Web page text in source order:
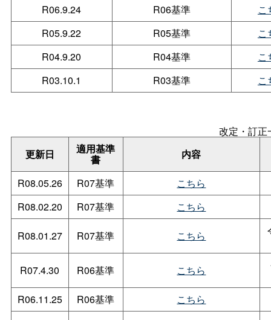
R06.9.24
R06基準
こ
R05.9.22
R05基準
こ
R04.9.20
R04基準
こ
R03.10.1
R03基準 こ
改定・訂正
更新日
適用基準
書 内容
R08.05.26 R07基準
こちら
R08.02.20
R07基準 こちら
R08.01.27 R07基準 こちら
R07.4.30 R06基準 こちら
R06.11.25 R06基準 こちら